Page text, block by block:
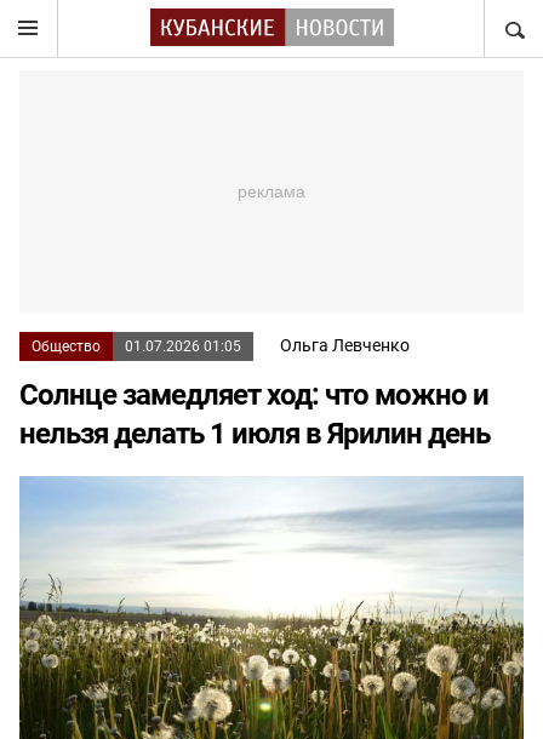
Общество 01.07.2026 01:05 Ольга Левченко
Солнце замедляет ход: что можно и
нельзя делать 1 июля в Ярилин день